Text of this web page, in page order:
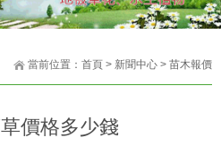
當前位置： 首頁 > 新聞中心 > 苗木報價
價格多少錢